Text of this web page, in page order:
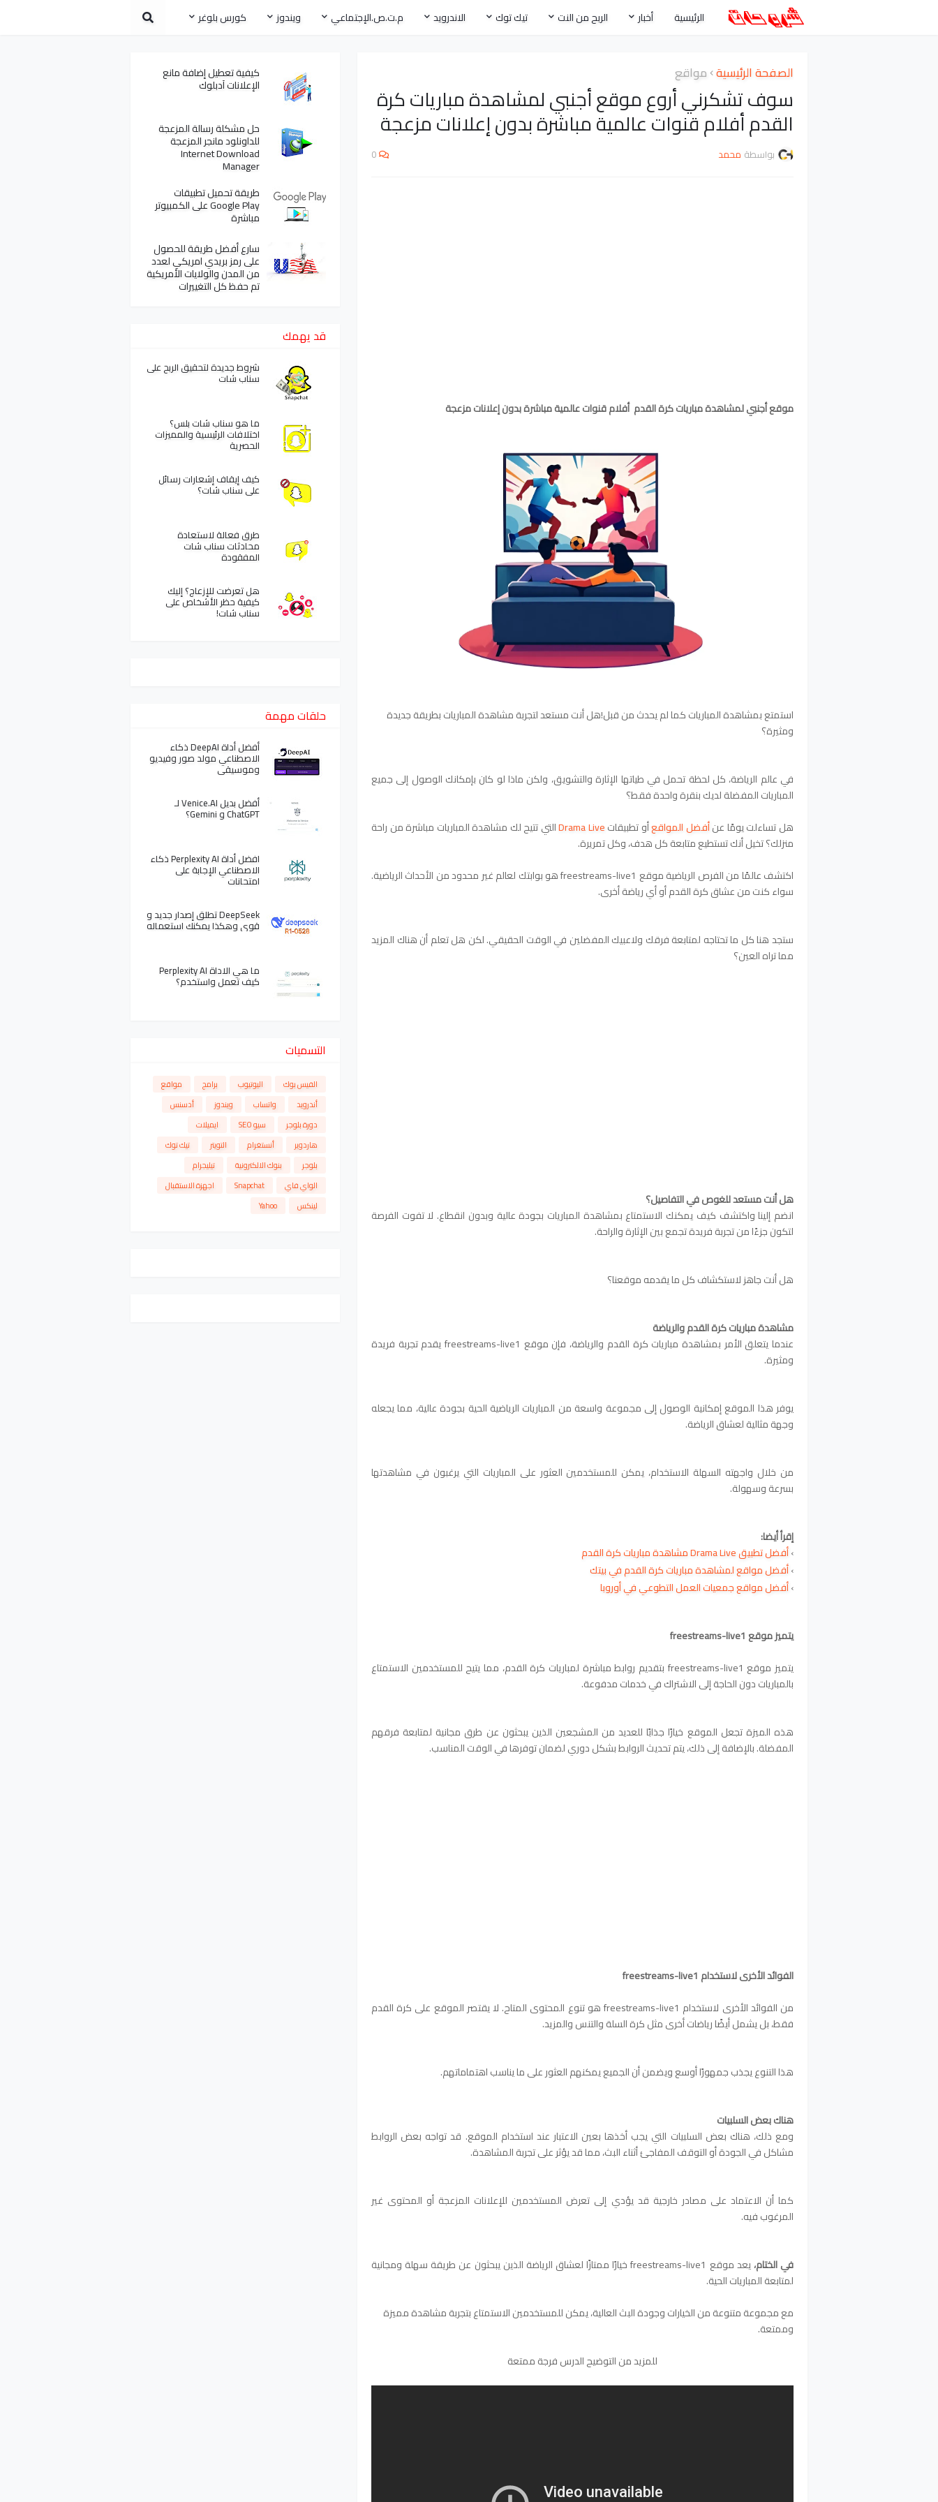
الرئيسية أخبار الربح من النت تيك توك الاندرويد م.ت.ص.الإجتماعي ويندوز كورس بلوغر
الصفحة الرئيسية مواقع
سوف تشكرني أروع موقع أجنبي لمشاهدة مباريات كرة
القدم أفلام قنوات عالمية مباشرة بدون إعلانات مزعجة
بواسطة محمد 0
موقع أجنبي لمشاهدة مباريات كرة القدم أفلام قنوات عالمية مباشرة بدون إعلانات مزعجة
استمتع بمشاهدة المباريات كما لم يحدث من قبل!هل أنت مستعد لتجربة مشاهدة المباريات بطريقة جديدة
ومثيرة؟
في عالم الرياضة، كل لحظة تحمل في طياتها الإثارة والتشويق، ولكن ماذا لو كان بإمكانك الوصول إلى جميع
المباريات المفضلة لديك بنقرة واحدة فقط؟
هل تساءلت يومًا عنأفضل المواقعأو تطبيقاتDrama Liveالتي تتيح لك مشاهدة المباريات مباشرة من راحة
منزلك؟ تخيل أنك تستطيع متابعة كل هدف، وكل تمريرة.
اكتشف عالمًا من الفرص الرياضية موقع freestreams-live1 هو بوابتك لعالم غير محدود من الأحداث الرياضية.
سواء كنت من عشاق كرة القدم أو أي رياضة أخرى.
ستجد هنا كل ما تحتاجه لمتابعة فرقك ولاعبيك المفضلين في الوقت الحقيقي. لكن هل تعلم أن هناك المزيد
مما تراه العين؟
هل أنت مستعد للغوص في التفاصيل؟
انضم إلينا واكتشف كيف يمكنك الاستمتاع بمشاهدة المباريات بجودة عالية وبدون انقطاع. لا تفوت الفرصة
لتكون جزءًا من تجربة فريدة تجمع بين الإثارة والراحة.
هل أنت جاهز لاستكشاف كل ما يقدمه موقعنا؟
مشاهدة مباريات كرة القدم والرياضة
عندما يتعلق الأمر بمشاهدة مباريات كرة القدم والرياضة، فإن موقع freestreams-live1 يقدم تجربة فريدة
ومثيرة.
يوفر هذا الموقع إمكانية الوصول إلى مجموعة واسعة من المباريات الرياضية الحية بجودة عالية، مما يجعله
وجهة مثالية لعشاق الرياضة.
من خلال واجهته السهلة الاستخدام، يمكن للمستخدمين العثور على المباريات التي يرغبون في مشاهدتها
بسرعة وسهولة.
إقرأ أيضا:
›أفضل تطبيق Drama Live مشاهدة مباريات كرة القدم
›أفضل مواقع لمشاهدة مباريات كرة القدم في بيتك
›أفضل مواقع جمعيات العمل التطوعي في أوروبا
يتميز موقع freestreams-live1
يتميز موقع freestreams-live1 بتقديم روابط مباشرة لمباريات كرة القدم، مما يتيح للمستخدمين الاستمتاع
بالمباريات دون الحاجة إلى الاشتراك في خدمات مدفوعة.
هذه الميزة تجعل الموقع خيارًا جذابًا للعديد من المشجعين الذين يبحثون عن طرق مجانية لمتابعة فرقهم
المفضلة. بالإضافة إلى ذلك، يتم تحديث الروابط بشكل دوري لضمان توفرها في الوقت المناسب.
الفوائد الأخرى لاستخدام freestreams-live1
من الفوائد الأخرى لاستخدام freestreams-live1 هو تنوع المحتوى المتاح. لا يقتصر الموقع على كرة القدم
فقط، بل يشمل أيضًا رياضات أخرى مثل كرة السلة والتنس والمزيد.
هذا التنوع يجذب جمهورًا أوسع ويضمن أن الجميع يمكنهم العثور على ما يناسب اهتماماتهم.
هناك بعض السلبيات
ومع ذلك، هناك بعض السلبيات التي يجب أخذها بعين الاعتبار عند استخدام الموقع. قد تواجه بعض الروابط
مشاكل في الجودة أو التوقف المفاجئ أثناء البث، مما قد يؤثر على تجربة المشاهدة.
كما أن الاعتماد على مصادر خارجية قد يؤدي إلى تعرض المستخدمين للإعلانات المزعجة أو المحتوى غير
المرغوب فيه.
في الختام،
يعد موقع freestreams-live1 خيارًا ممتازًا لعشاق الرياضة الذين يبحثون عن طريقة سهلة ومجانية
لمتابعة المباريات الحية.
مع مجموعة متنوعة من الخيارات وجودة البث العالية، يمكن للمستخدمين الاستمتاع بتجربة مشاهدة مميزة
وممتعة.
للمزيد من التوضيح الدرس فرجة ممتعة
كيفية تعطيل إضافة مانع
الإعلانات آدبلوك
حل مشكلة رسالة المزعجة
للداونلود مانجر المزعجة
Internet Download
Manager
طريقة تحميل تطبيقات
Google Play على الكمبيوتر
مباشرة
سارع أفضل طريقة للحصول
على رمز بريدي امريكي لعدد
من المدن والولايات الأمريكية
تم حفظ كل التغييرات
قد يهمك
شروط جديدة لتحقيق الربح على
سناب شات
ما هو سناب شات بلس؟
اختلافات الرئيسية والمميزات
الحصرية
كيف إيقاف إشعارات رسائل
على سناب شات؟
طرق فعالة لاستعادة
محادثات سناب شات
المفقودة
هل تعرضت للإزعاج؟ إليك
كيفية حظر الأشخاص على
سناب شات!
حلقات مهمة
أفضل أداة DeepAI ذكاء
الاصطناعي مولد صور وفيديو
وموسيقى
أفضل بديل Venice.AI لـ
ChatGPT و Gemini؟
افضل أداة Perplexity AI ذكاء
الاصطناعي الإجابة على
امتحانات
DeepSeek تطلق إصدار جديد و
قوي وهكذا يمكنك استعماله
ما هي الاداة Perplexity AI
كيف تعمل واستخدم؟
التسميات
الفيس بوك اليوتيوب برامج
مواقع
أندرويد
واتساب ويندوز
أدسنس
دورة بلوجر
سيو SEO
ايميلات
هاردوير
أنستغرام التويتر
تيك توك
بلوجر
بنوك الالكترونية
تيليجرام
الواي فاي
Snapchat
اجهزة الاستقبال
لينكس
Yahoo